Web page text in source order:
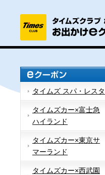
タイムズ スパ・レスタ
タイムズカー×富士急
ハイランド
タイムズカー×東京サ
マーランド
タイムズカー×西武園